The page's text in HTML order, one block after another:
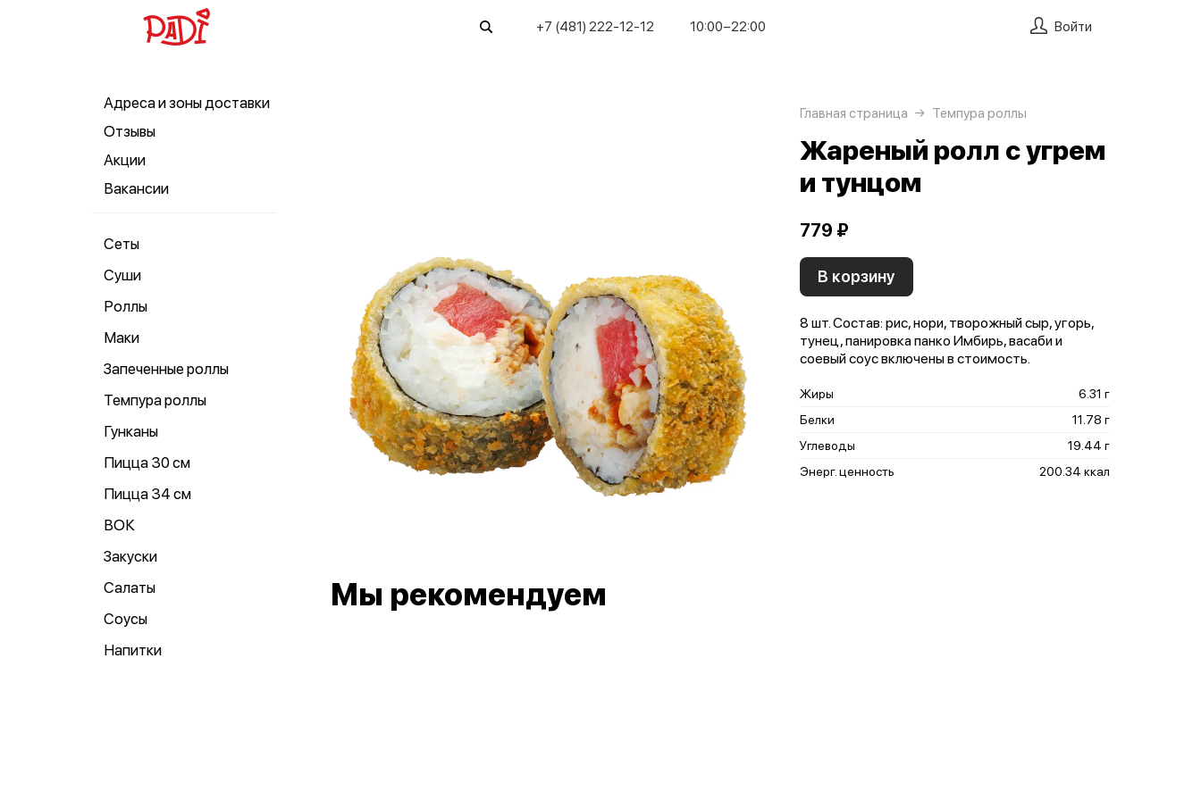
+7 (481) 222-12-12 10:00−22:00 Войти
Адреса и зоны доставки
Отзывы
Акции
Вакансии
Сеты
Суши
Роллы
Маки
Запеченные роллы
Темпура роллы
Гунканы
Пицца 30 см
Пицца 34 см
ВОК
Закуски
Салаты
Соусы
Напитки
Главная страница Темпура роллы
Жареный ролл с угрем
и тунцом
779 ₽
В корзину
8 шт. Состав: рис, нори, творожный сыр, угорь,
тунец, панировка панко Имбирь, васаби и
соевый соус включены в стоимость.
Жиры
6.31 г
Белки
11.78 г
Углеводы
19.44 г
Энерг. ценность
200.34 ккал
Мы рекомендуем